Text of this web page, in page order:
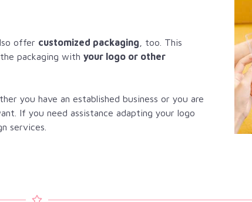
offer customized packaging , too. This
packaging with your logo or other
you have an established business or you are
If you need assistance adapting your logo
services.